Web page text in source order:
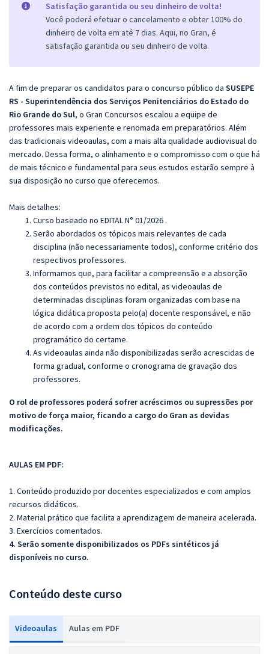
Satisfação garantida ou seu dinheiro de volta!
Você poderá efetuar o cancelamento e obter 100% do
dinheiro de volta em até 7 dias. Aqui, no Gran, é
satisfação garantida ou seu dinheiro de volta.
A fim de preparar os candidatos para o concurso público da SUSEPE
RS - Superintendência dos Serviços Penitenciários do Estado do
Rio Grande do Sul, o Gran Concursos escalou a equipe de
professores mais experiente e renomada em preparatórios. Além
das tradicionais videoaulas, com a mais alta qualidade audiovisual do
mercado. Dessa forma, o alinhamento e o compromisso com o que há
de mais técnico e fundamental para seus estudos estarão sempre à
sua disposição no curso que oferecemos.
Mais detalhes:
Curso baseado no EDITAL N° 01/2026 .
Serão abordados os tópicos mais relevantes de cada
disciplina (não necessariamente todos), conforme critério dos
respectivos professores.
Informamos que, para facilitar a compreensão e a absorção
dos conteúdos previstos no edital, as videoaulas de
determinadas disciplinas foram organizadas com base na
lógica didática proposta pelo(a) docente responsável, e não
de acordo com a ordem dos tópicos do conteúdo
programático do certame.
As videoaulas ainda não disponibilizadas serão acrescidas de
forma gradual, conforme o cronograma de gravação dos
professores.
O rol de professores poderá sofrer acréscimos ou supressões por
motivo de força maior, ficando a cargo do Gran as devidas
modificações.
AULAS EM PDF:
1. Conteúdo produzido por docentes especializados e com amplos
recursos didáticos.
2. Material prático que facilita a aprendizagem de maneira acelerada.
3. Exercícios comentados.
4. Serão somente disponibilizados os PDFs sintéticos já
disponíveis no curso.
Conteúdo deste curso
Videoaulas Aulas em PDF